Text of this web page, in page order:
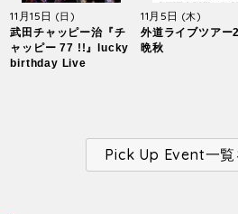
11月15日 (日)
武田チャッピー治『チ
ャッピー 77 !!』lucky
birthday Live
11月5日 (木)
外道ライブツアー
晩秋
Pick Up Event一覧